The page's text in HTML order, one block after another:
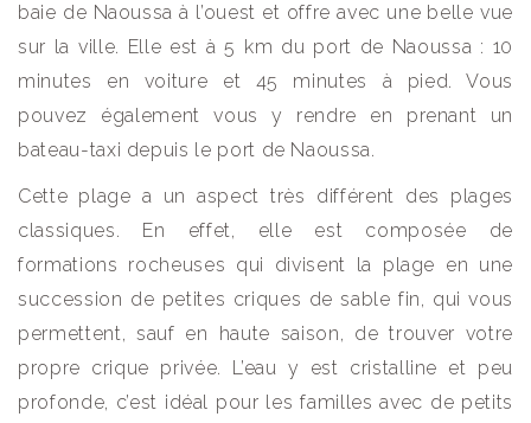
baie de Naoussa à l’ouest et offre avec une belle vue
sur la ville. Elle est à 5 km du port de Naoussa : 10
minutes en voiture et 45 minutes à pied. Vous
pouvez également vous y rendre en prenant un
bateau-taxi depuis le port de Naoussa.
Cette plage a un aspect très différent des plages
classiques. En effet, elle est composée de
formations rocheuses qui divisent la plage en une
succession de petites criques de sable fin, qui vous
permettent, sauf en haute saison, de trouver votre
propre crique privée. L’eau y est cristalline et peu
profonde, c’est idéal pour les familles avec de petits